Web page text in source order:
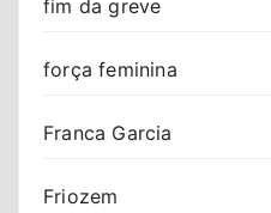
fim da greve
força feminina
Franca Garcia
Friozem